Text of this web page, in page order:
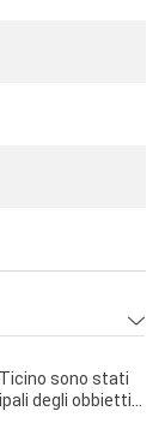
sono stati
degli obbiettivi